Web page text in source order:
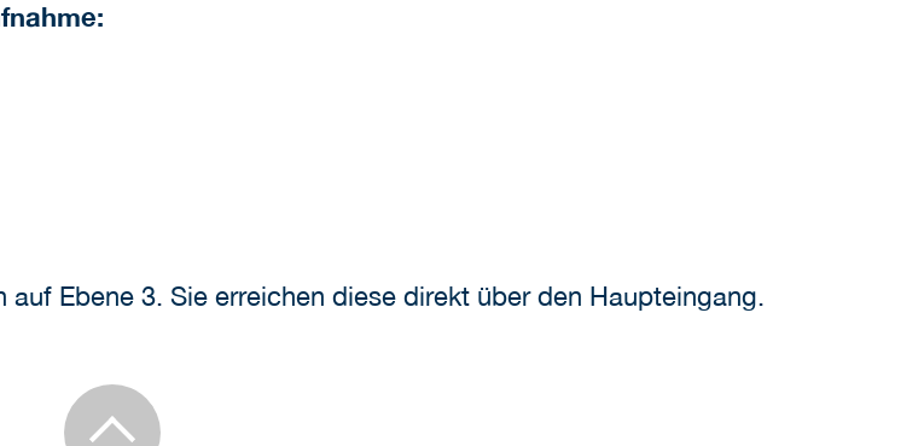
Ebene 3. Sie erreichen diese direkt über den Haupteingang.